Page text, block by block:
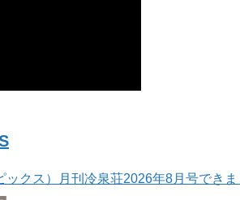
ックス）月刊冷泉荘2026年8月号でき